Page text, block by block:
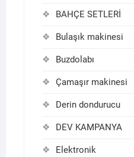
BAHÇE SETLERİ
Bulaşık makinesi
Buzdolabı
Çamaşır makinesi
Derin dondurucu
DEV KAMPANYA
Elektronik